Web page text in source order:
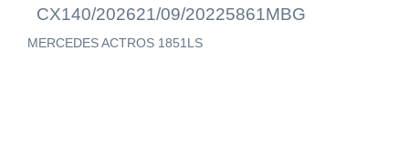
CX140/202621/09/20225861MBG
MERCEDES ACTROS 1851LS